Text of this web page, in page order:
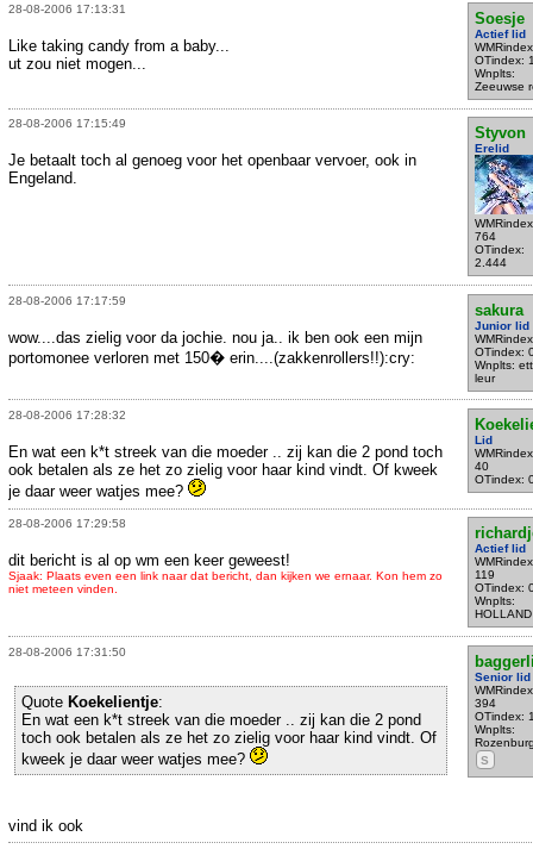
28-08-2006 17:13:31
Soesje
Actief lid
OTindex:
Wnplts:
Zeeuwse
Like taking candy from a baby...
ut zou niet mogen...
28-08-2006 17:15:49
Styvon
Erelid
764
OTindex:
2.444
Je betaalt toch al genoeg voor het openbaar vervoer, ook in
Engeland.
28-08-2006 17:17:59
sakura
Junior lid
OTindex:
Wnplts:
leur
wow....das zielig voor da jochie. nou ja.. ik ben ook een mijn
portomonee verloren met 150� erin....(zakkenrollers!!):cry:
28-08-2006 17:28:32
Lid
40
OTindex:
En wat een k*t streek van die moeder .. zij kan die 2 pond toch
ook betalen als ze het zo zielig voor haar kind vindt. Of kweek
je daar weer watjes mee?
28-08-2006 17:29:58
Actief lid
119
OTindex:
Wnplts:
HOLLAND
dit bericht is al op wm een keer geweest!
Sjaak: Plaats even een link naar dat bericht, dan kijken we ernaar. Kon hem zo
niet meteen vinden.
28-08-2006 17:31:50
Senior lid
394
OTindex:
Wnplts:
S
Quote Koekelientje:
En wat een k*t streek van die moeder .. zij kan die 2 pond
toch ook betalen als ze het zo zielig voor haar kind vindt. Of
kweek je daar weer watjes mee?
vind ik ook